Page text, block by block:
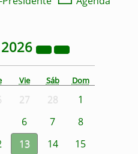
2026
Vie Sáb Dom
27 28
1
6 7
8
13 14
15